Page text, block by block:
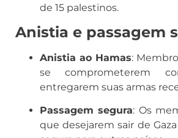
de 15 palestinos.
Anistia e passagem
Anistia ao Hamas:
se comprometerem
entregarem suas armas
Passagem segura: Os
que desejarem sair de